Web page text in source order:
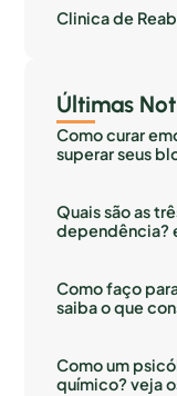
Clinica de
Últimas
Como curar
superar seus
Quais são as
dependência?
Como faço
saiba o que
Como um
químico? veja